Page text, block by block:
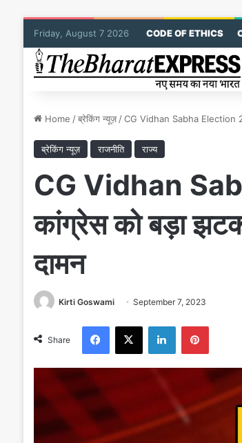
Friday, August 7 2026 CODE OF ETHICS
Home / ब्रेकिंग न्यूज़ / CG Vidhan Sabha Election
ब्रेकिंग न्यूज़ राजनीति राज्य
CG Vidhan
कांग्रेस को बड़ा
दामन
Kirti Goswami September 7, 2023
Share
Facebook
X LinkedInPinterest